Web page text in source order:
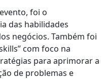
foi o
das habilidades
negócios. Também foi
com foco na
para aprimorar a
de problemas e